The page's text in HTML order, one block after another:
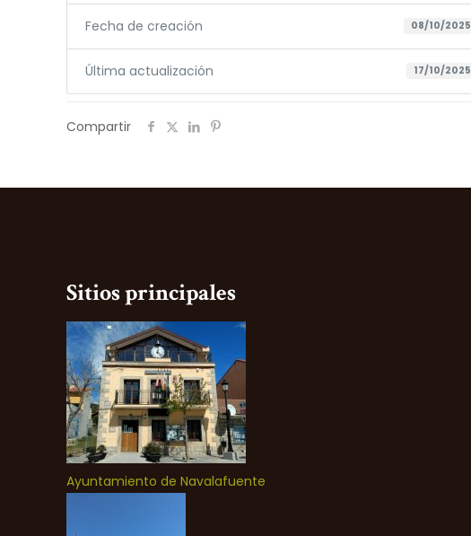
Fecha de creación 08/10/2025
Última actualización 17/10/2025
Compartir
Sitios principales
Ayuntamiento de Navalafuente